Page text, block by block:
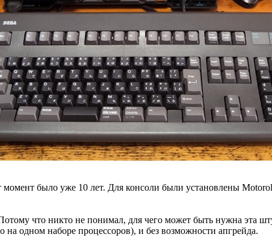
момент было уже 10 лет. Для консоли были установлены
что никто не понимал, для чего может быть нужна эта
одном наборе процессоров), и без возможности апгрейда.